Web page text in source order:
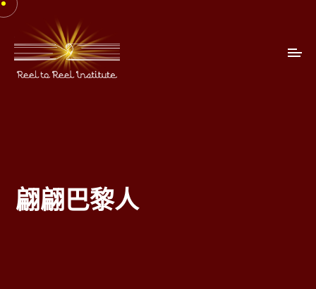
翩翩巴黎人